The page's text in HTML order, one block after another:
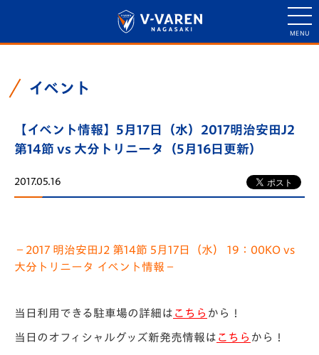
イベント
【イベント情報】5月17日（水）2017明治安田J2
第14節 vs 大分トリニータ（5月16日更新）
2017.05.16
－2017 明治安田J2 第14節 5月17日（水） 19：00KO vs
大分トリニータ イベント情報－
当日利用できる駐車場の詳細は こちら から！
当日のオフィシャルグッズ新発売情報は こちら から！